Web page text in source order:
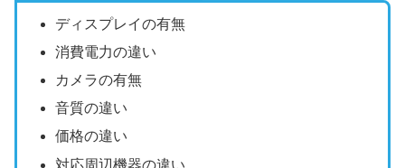
ディスプレイの有無
消費電力の違い
カメラの有無
音質の違い
価格の違い
対応周辺機器の違い